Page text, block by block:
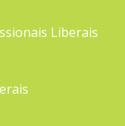
Liberais